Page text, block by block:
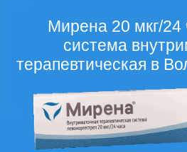
Мирена 20 мкг/24
система
терапевтическая в